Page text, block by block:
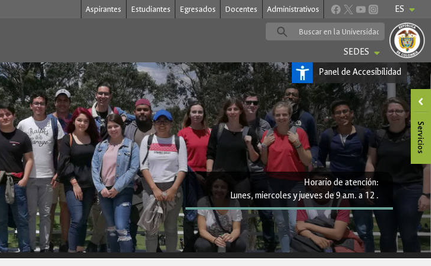
Aspirantes Estudiantes Egresados Docentes Administrativos ES
SEDES
Panel de Accesibilidad
Horario de atención:
Lunes, miercoles y jueves de 9 a.m. a 12 .